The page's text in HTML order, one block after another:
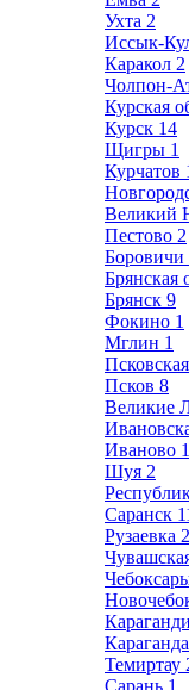
Ухта 2
Иссык-
Каракол 2
Чолпон-
Курская
Курск 14
Щигры 1
Курчатов
Великий
Пестово 2
Боровичи
Брянская
Брянск 9
Фокино 1
Мглин 1
Псков 8
Великие
Иваново
Шуя 2
Саранск
Рузаевка 2
Караганда
Темиртау
Сарань 1